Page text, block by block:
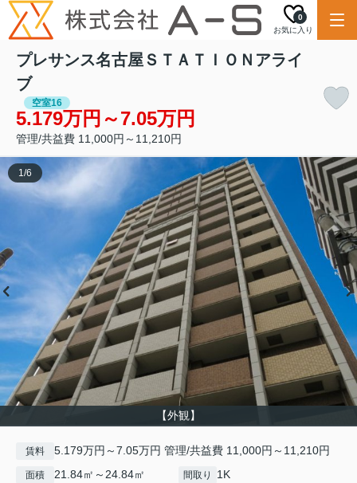
お気に入り
0
プレサンス名古屋ＳＴＡＴＩＯＮアライ
ブ
空室16
5.179万円～7.05万円
管理/共益費 11,000円～11,210円
【外観】
1/6
賃料 5.179万円～7.05万円 管理/共益費 11,000円～11,210円
面積 21.84㎡～24.84㎡ 間取り 1K